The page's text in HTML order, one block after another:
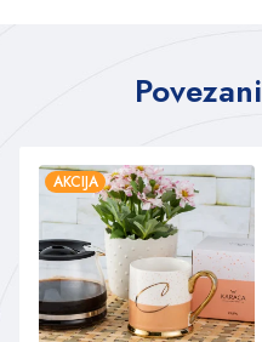
AKCIJA